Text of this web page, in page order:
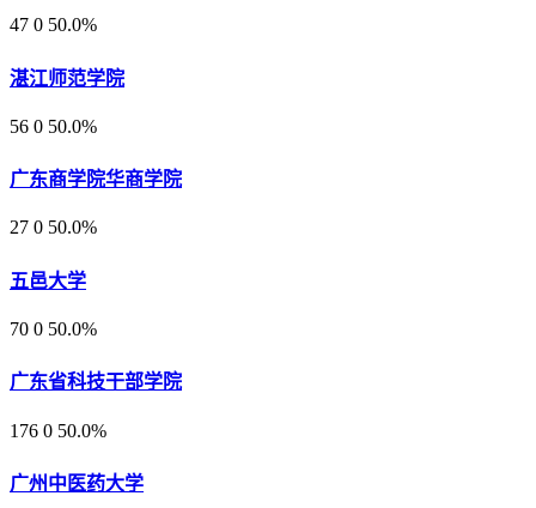
47 0 50.0%
湛江师范学院
56 0 50.0%
广东商学院华商学院
27 0 50.0%
五邑大学
70 0 50.0%
广东省科技干部学院
176 0 50.0%
广州中医药大学